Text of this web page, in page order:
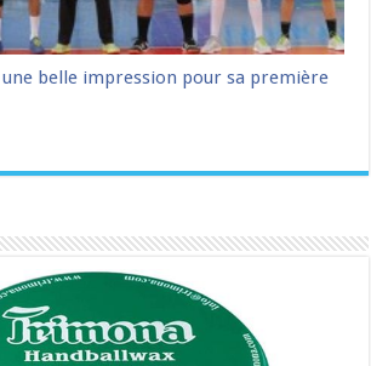
une belle impression pour sa première